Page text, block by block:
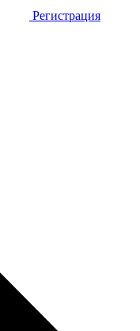
Регистрация